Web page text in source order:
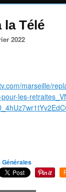
la Télé
2022
marseille/
les-
Générales